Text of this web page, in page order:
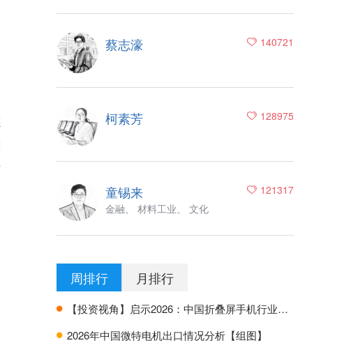
140721
蔡志濠
128975
柯素芳
121317
童锡来
金融、 材料工业、 文化
周排行 月排行
H 【投资视角】启示2026：中国折叠屏手机行业投融资及兼并重组分析
H 2026年中国微特电机出口情况分析【组图】